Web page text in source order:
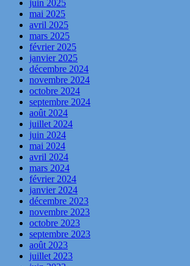
juin 2025
mai 2025
avril 2025
mars 2025
février 2025
janvier 2025
décembre 2024
novembre 2024
octobre 2024
septembre 2024
août 2024
juillet 2024
juin 2024
mai 2024
avril 2024
mars 2024
février 2024
janvier 2024
décembre 2023
novembre 2023
octobre 2023
septembre 2023
août 2023
juillet 2023